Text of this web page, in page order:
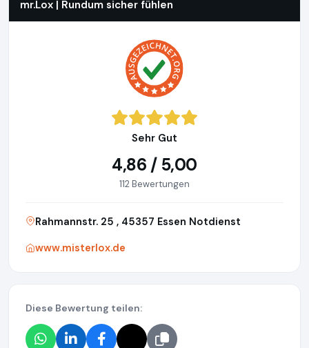
mr.Lox | Rundum sicher fühlen
Sehr Gut
4,86 / 5,00
112 Bewertungen
Rahmannstr. 25 , 45357 Essen Notdienst
www.misterlox.de
Diese Bewertung teilen: